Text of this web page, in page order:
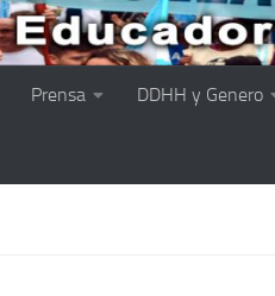
Prensa DDHH y Genero